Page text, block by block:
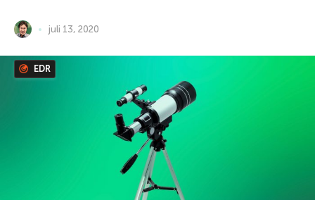
juli 13, 2020
EDR